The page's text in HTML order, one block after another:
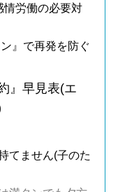
情労働の必要対
』で再発を防ぐ
』早見表(エ
てません(子のた